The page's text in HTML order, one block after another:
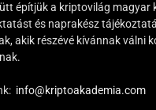
építjük a kriptovilág magyar
és naprakész
akik részévé kívánnak válni
info@kriptoakademia.com